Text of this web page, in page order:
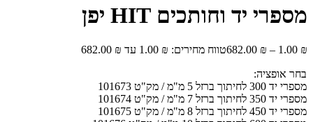
מספרי יד וחותכים HIT יפן
1.00 ₪
–
682.00 ₪ טווח מחירים: ⁦1.00 ₪⁩ עד ⁦682.00 ₪⁩
בחר אופציה:
מספרי יד 300 לחיתוך ברזל 5 מ"מ / מק"ט 101673
מספרי יד 350 לחיתוך ברזל 7 מ"מ / מק"ט 101674
מספרי יד 450 לחיתוך ברזל 8 מ"מ / מק"ט 101675